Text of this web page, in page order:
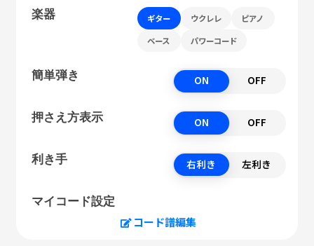
楽器 ギター ウクレレ ピアノ
ベース パワーコード
簡単弾き ON OFF
押さえ方表示 ON OFF
利き手 右利き 左利き
マイコード設定
コード譜編集